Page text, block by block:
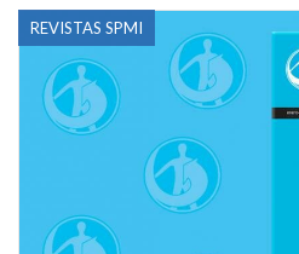
REVISTAS SPMI